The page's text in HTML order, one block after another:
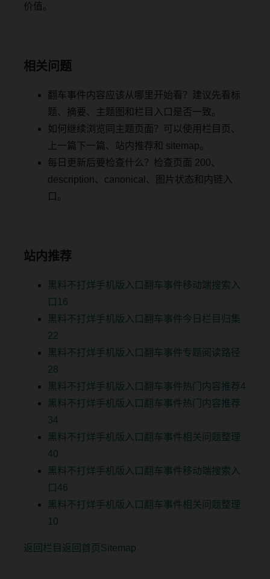
价值。
相关问题
翻车事件内容应该从哪里开始看？建议先看标
题、摘要、主题图和栏目入口是否一致。
如何继续浏览同主题页面？可以使用栏目页、
上一篇下一篇、站内推荐和 sitemap。
每日更新后要检查什么？检查页面 200、
description、canonical、图片状态和内链入
口。
站内推荐
黑料不打烊手机版入口翻车事件移动端搜索入
口16
黑料不打烊手机版入口翻车事件今日栏目归集
22
黑料不打烊手机版入口翻车事件专题阅读路径
28
黑料不打烊手机版入口翻车事件热门内容推荐4
黑料不打烊手机版入口翻车事件热门内容推荐
34
黑料不打烊手机版入口翻车事件相关问题整理
40
黑料不打烊手机版入口翻车事件移动端搜索入
口46
黑料不打烊手机版入口翻车事件相关问题整理
10
返回栏目 返回首页 Sitemap